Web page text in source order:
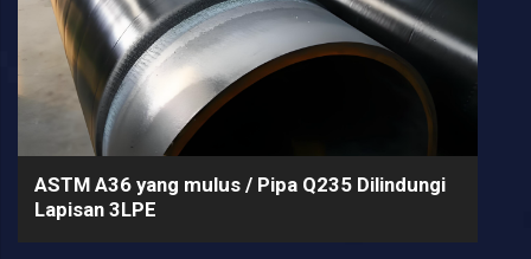
ASTM A36 yang mulus / Pipa Q235 Dilindungi
Lapisan 3LPE